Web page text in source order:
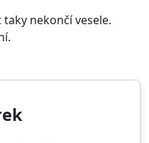
taky nekončí vesele.